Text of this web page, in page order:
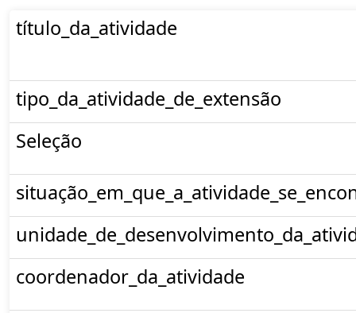
título_da_atividade
tipo_da_atividade_de_extensão
Seleção
coordenador_da_atividade